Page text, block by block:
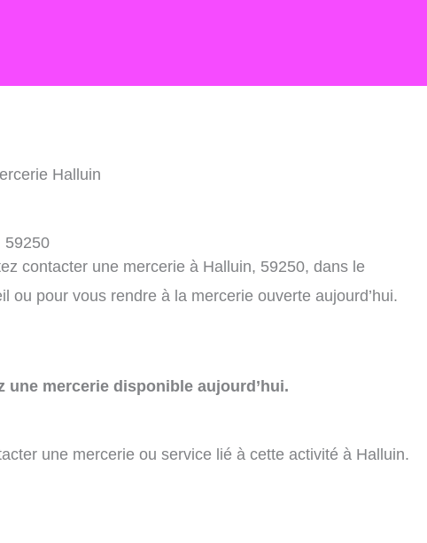
Halluin
59250
contacter une mercerie à Halluin, 59250, dans le
ou pour vous rendre à la mercerie ouverte aujourd’hui.
une mercerie disponible aujourd’hui.
une mercerie ou service lié à cette activité à Halluin.